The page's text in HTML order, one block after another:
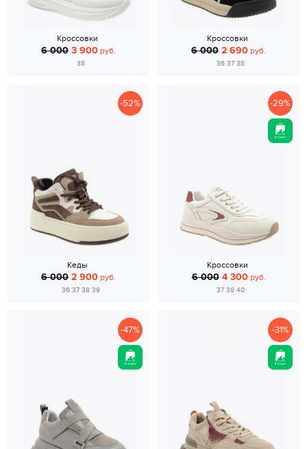
Кроссовки
6 000 3 900 руб.
38
Кроссовки
6 000 2 690 руб.
36 37 38
-52%
Кеды
6 000 2 900 руб.
36 37 38 39
-29%
Кроссовки
6 000 4 300руб.
37 38 40
-47% -31%